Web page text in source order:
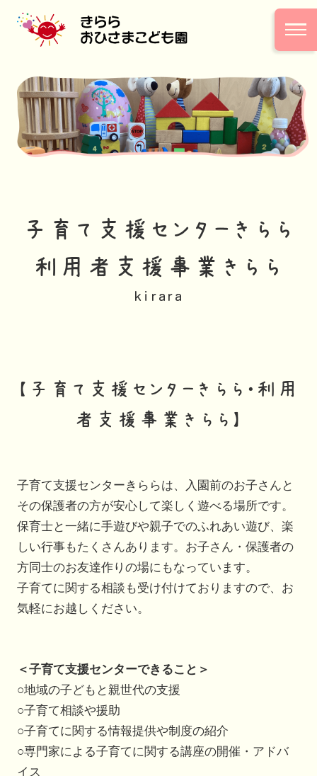
子育て支援センターきらら
利用者支援事業きらら
kirara
【子育て支援センターきらら・利用
者支援事業きらら】
子育て支援センターきららは、入園前のお子さんと
その保護者の方が安心して楽しく遊べる場所です。
保育士と一緒に手遊びや親子でのふれあい遊び、楽
しい行事もたくさんあります。お子さん・保護者の
方同士のお友達作りの場にもなっています。
子育てに関する相談も受け付けておりますので、お
気軽にお越しください。
＜子育て支援センターできること＞
○地域の子どもと親世代の支援
○子育て相談や援助
○子育てに関する情報提供や制度の紹介
○専門家による子育てに関する講座の開催・アドバ
イス